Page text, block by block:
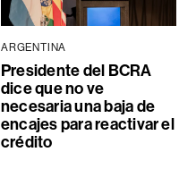
ARGENTINA
Presidente del BCRA
dice que no ve
necesaria una baja de
encajes para reactivar el
crédito